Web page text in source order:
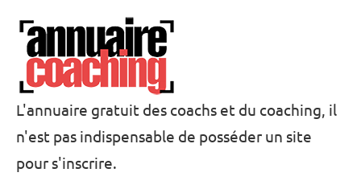
contenu
Annuaire
L'annuaire gratuit des coachs et du coaching, il
n'est pas indispensable de posséder un site
pour s'inscrire.